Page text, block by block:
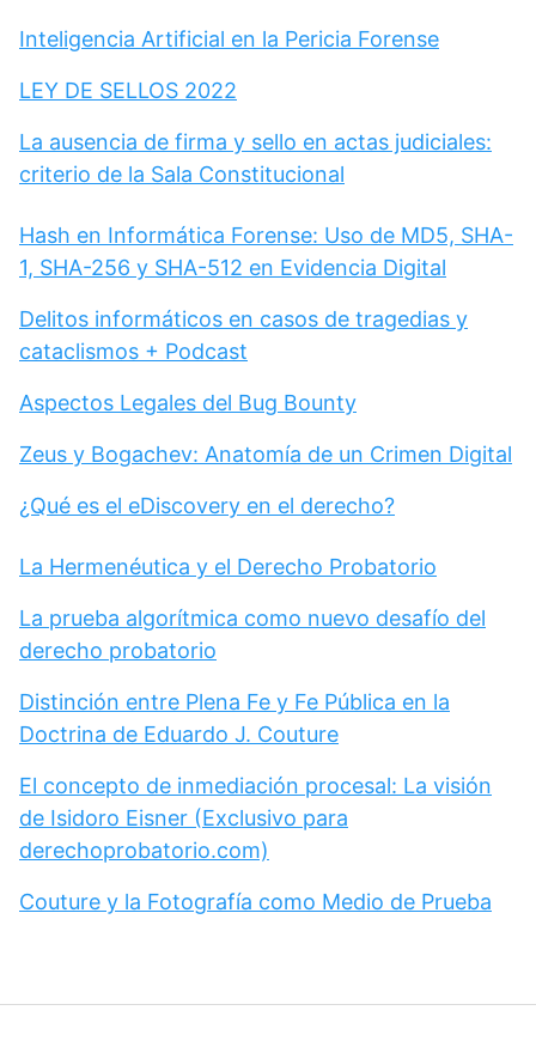
Inteligencia Artificial en la Pericia Forense
LEY DE SELLOS 2022
La ausencia de firma y sello en actas judiciales:
criterio de la Sala Constitucional
Hash en Informática Forense: Uso de MD5, SHA-
1, SHA-256 y SHA-512 en Evidencia Digital
Delitos informáticos en casos de tragedias y
cataclismos + Podcast
Aspectos Legales del Bug Bounty
Zeus y Bogachev: Anatomía de un Crimen Digital
¿Qué es el eDiscovery en el derecho?
La Hermenéutica y el Derecho Probatorio
La prueba algorítmica como nuevo desafío del
derecho probatorio
Distinción entre Plena Fe y Fe Pública en la
Doctrina de Eduardo J. Couture
El concepto de inmediación procesal: La visión
de Isidoro Eisner (Exclusivo para
derechoprobatorio.com)
Couture y la Fotografía como Medio de Prueba